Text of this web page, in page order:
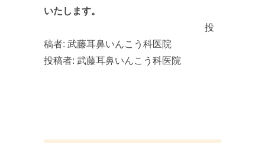
いたします。
投
稿者: 武藤耳鼻いんこう科医院
投稿者: 武藤耳鼻いんこう科医院